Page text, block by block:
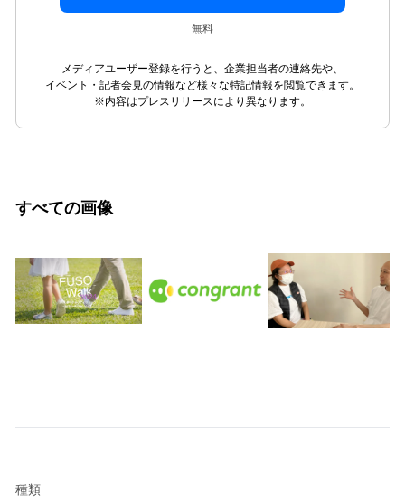
無料
メディアユーザー登録を行うと、企業担当者の連絡先や、
イベント・記者会見の情報など様々な特記情報を閲覧できます。
※内容はプレスリリースにより異なります。
すべての画像
種類